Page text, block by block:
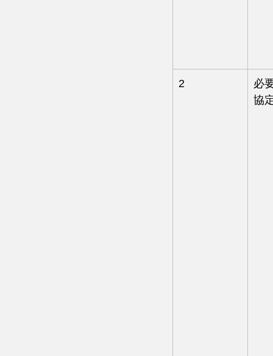
2
必
協